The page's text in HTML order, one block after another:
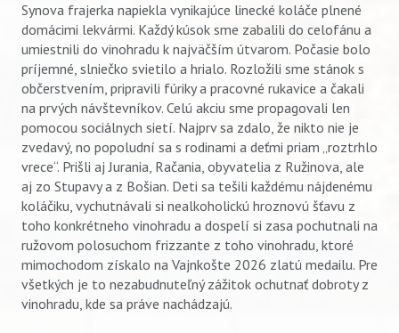
Synova frajerka napiekla vynikajúce linecké koláče plnené
domácimi lekvármi. Každý kúsok sme zabalili do celofánu a
umiestnili do vinohradu k najväčším útvarom. Počasie bolo
príjemné, slniečko svietilo a hrialo. Rozložili sme stánok s
občerstvením, pripravili fúriky a pracovné rukavice a čakali
na prvých návštevníkov. Celú akciu sme propagovali len
pomocou sociálnych sietí. Najprv sa zdalo, že nikto nie je
zvedavý, no popoludní sa s rodinami a deťmi priam „roztrhlo
vrece“. Prišli aj Jurania, Račania, obyvatelia z Ružinova, ale
aj zo Stupavy a z Bošian. Deti sa tešili každému nájdenému
koláčiku, vychutnávali si nealkoholickú hroznovú šťavu z
toho konkrétneho vinohradu a dospelí si zasa pochutnali na
ružovom polosuchom frizzante z toho vinohradu, ktoré
mimochodom získalo na Vajnkošte 2026 zlatú medailu. Pre
všetkých je to nezabudnuteľný zážitok ochutnať dobroty z
vinohradu, kde sa práve nachádzajú.